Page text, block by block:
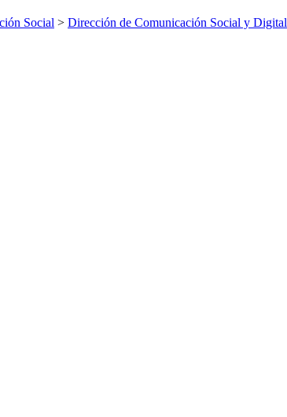
Social > Dirección de Comunicación Social y Digital